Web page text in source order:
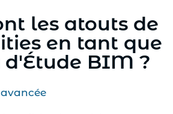
les atouts de
en tant que
d'Étude BIM ?